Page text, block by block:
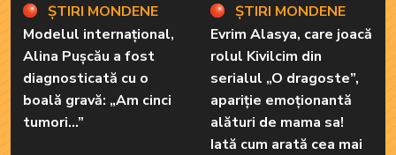
ȘTIRI MONDENE
Modelul internațional,
Alina Pușcău a fost
diagnosticată cu o
boală gravă: „Am cinci
tumori...”
ȘTIRI MONDENE
Evrim Alasya, care joacă
rolul Kivilcim din
serialul „O dragoste”,
apariție emoționantă
alături de mama sa!
Iată cum arată cea mai